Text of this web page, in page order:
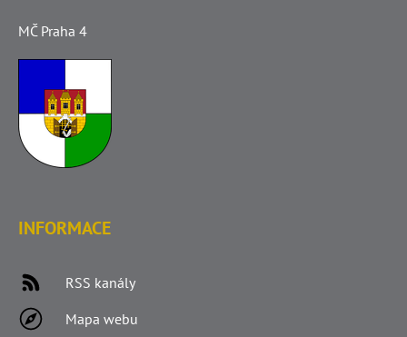
MČ Praha 4
INFORMACE
RSS kanály
Mapa webu